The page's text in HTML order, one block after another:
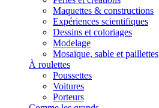
Maquettes & constructions
Expériences scientifiques
Dessins et coloriages
Modelage
Mosaïque, sable et paillettes
À roulettes
Poussettes
Voitures
Porteurs